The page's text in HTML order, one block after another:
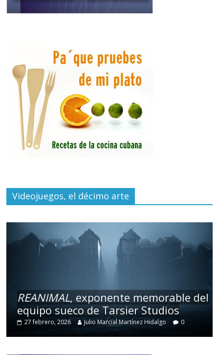
Videojuegos, el décimo arte
REANIMAL, exponente memorable del
equipo sueco de Tarsier Studios
27 febrero, 2026 Julio Marcial Martínez Hidalgo 0